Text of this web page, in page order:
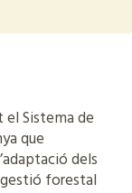
el Sistema de
que
dels
forestal